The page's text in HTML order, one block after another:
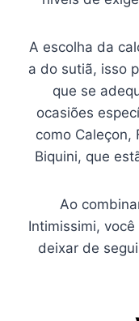
A escolha da
a do sutiã, isso
que se
ocasiões
como Caleçon,
Biquini, que
Ao
Intimissimi,
deixar de